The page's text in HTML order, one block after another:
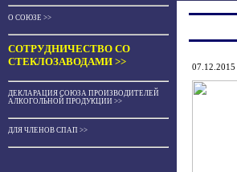
О СОЮЗЕ >>
СОТРУДНИЧЕСТВО СО
СТЕКЛОЗАВОДАМИ >>
ДЕКЛАРАЦИЯ СОЮЗА ПРОИЗВОДИТЕЛЕЙ
АЛКОГОЛЬНОЙ ПРОДУКЦИИ >>
ДЛЯ ЧЛЕНОВ СПАП >>
07.12.2015